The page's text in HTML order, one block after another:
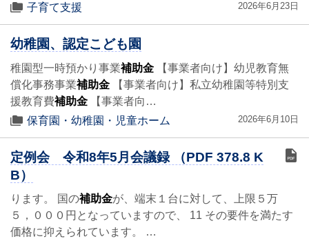
子育て支援
2026年6月23日
幼稚園、認定こども園
稚園型一時預かり事業補助金 【事業者向け】幼児教育無
償化事務事業補助金 【事業者向け】私立幼稚園等特別支
援教育費補助金 【事業者向…
保育園・幼稚園・児童ホーム
2026年6月10日
定例会 令和8年5月会議録 （PDF 378.8 K
B）
ります。 国の補助金が、端末１台に対して、上限５万
５，０００円となっていますので、 11 その要件を満たす
価格に抑えられています。 …